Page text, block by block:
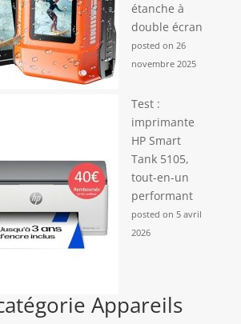
étanche à
double écran
posted on 26
novembre 2025
Test :
imprimante
HP Smart
Tank 5105,
tout-en-un
performant
posted on 5 avril
2026
Appareils